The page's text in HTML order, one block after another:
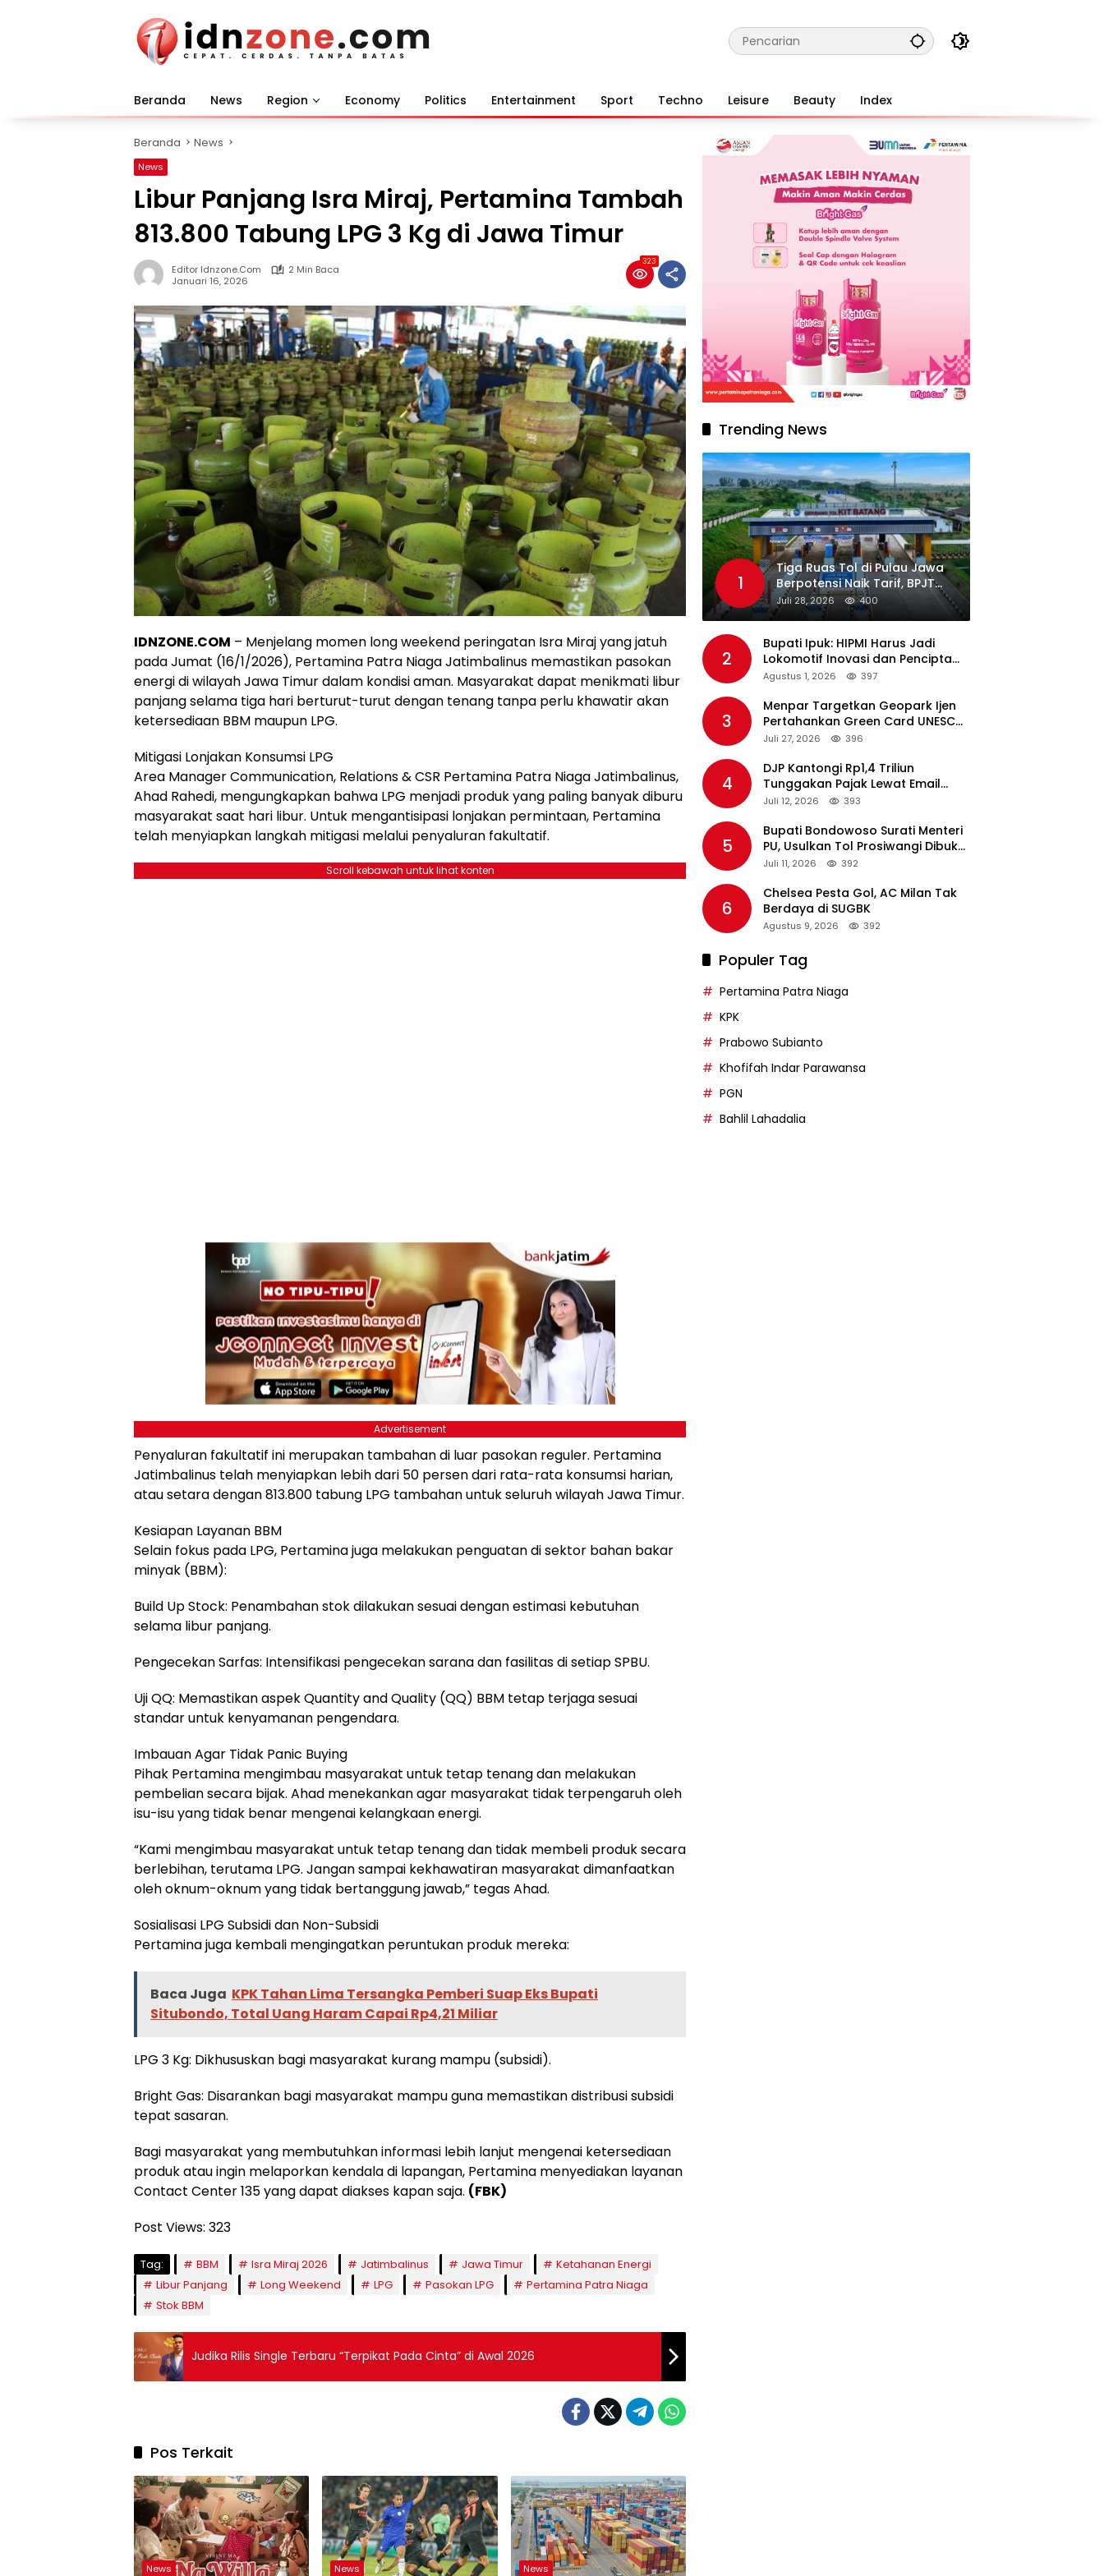
Beranda News Region Economy Politics Entertainment Sport Techno Leisure Beauty Index
Beranda News
News
Libur Panjang Isra Miraj, Pertamina Tambah
813.800 Tabung LPG 3 Kg di Jawa Timur
Editor Idnzone.com
2 Min Baca
Januari 16, 2026
323
IDNZONE.COM – Menjelang momen long weekend peringatan Isra Miraj yang jatuh
pada Jumat (16/1/2026), Pertamina Patra Niaga Jatimbalinus memastikan pasokan
energi di wilayah Jawa Timur dalam kondisi aman. Masyarakat dapat menikmati libur
panjang selama tiga hari berturut-turut dengan tenang tanpa perlu khawatir akan
ketersediaan BBM maupun LPG.
Mitigasi Lonjakan Konsumsi LPG
Area Manager Communication, Relations & CSR Pertamina Patra Niaga Jatimbalinus,
Ahad Rahedi, mengungkapkan bahwa LPG menjadi produk yang paling banyak diburu
masyarakat saat hari libur. Untuk mengantisipasi lonjakan permintaan, Pertamina
telah menyiapkan langkah mitigasi melalui penyaluran fakultatif.
Scroll kebawah untuk lihat konten
Advertisement
Penyaluran fakultatif ini merupakan tambahan di luar pasokan reguler. Pertamina
Jatimbalinus telah menyiapkan lebih dari 50 persen dari rata-rata konsumsi harian,
atau setara dengan 813.800 tabung LPG tambahan untuk seluruh wilayah Jawa Timur.
Kesiapan Layanan BBM
Selain fokus pada LPG, Pertamina juga melakukan penguatan di sektor bahan bakar
minyak (BBM):
Build Up Stock: Penambahan stok dilakukan sesuai dengan estimasi kebutuhan
selama libur panjang.
Pengecekan Sarfas: Intensifikasi pengecekan sarana dan fasilitas di setiap SPBU.
Uji QQ: Memastikan aspek Quantity and Quality (QQ) BBM tetap terjaga sesuai
standar untuk kenyamanan pengendara.
Imbauan Agar Tidak Panic Buying
Pihak Pertamina mengimbau masyarakat untuk tetap tenang dan melakukan
pembelian secara bijak. Ahad menekankan agar masyarakat tidak terpengaruh oleh
isu-isu yang tidak benar mengenai kelangkaan energi.
“Kami mengimbau masyarakat untuk tetap tenang dan tidak membeli produk secara
berlebihan, terutama LPG. Jangan sampai kekhawatiran masyarakat dimanfaatkan
oleh oknum-oknum yang tidak bertanggung jawab,” tegas Ahad.
Sosialisasi LPG Subsidi dan Non-Subsidi
Pertamina juga kembali mengingatkan peruntukan produk mereka:
Baca Juga KPK Tahan Lima Tersangka Pemberi Suap Eks Bupati
Situbondo, Total Uang Haram Capai Rp4,21 Miliar
LPG 3 Kg: Dikhususkan bagi masyarakat kurang mampu (subsidi).
Bright Gas: Disarankan bagi masyarakat mampu guna memastikan distribusi subsidi
tepat sasaran.
Bagi masyarakat yang membutuhkan informasi lebih lanjut mengenai ketersediaan
produk atau ingin melaporkan kendala di lapangan, Pertamina menyediakan layanan
Contact Center 135 yang dapat diakses kapan saja. (FBK)
Post Views: 323
Tag: BBM Isra Miraj 2026 Jatimbalinus Jawa Timur
Ketahanan Energi
Libur Panjang
Long Weekend LPG Pasokan LPG
Pertamina Patra Niaga
Stok BBM
Judika Rilis Single Terbaru “Terpikat Pada Cinta” di Awal 2026
Pos Terkait
News News News
Trending News
1
Tiga Ruas Tol di Pulau Jawa
Berpotensi Naik Tarif, BPJT
Tunggu Hasil Evaluasi
Standar Pelayanan
Juli 28, 2026 400
2
Bupati Ipuk: HIPMI Harus Jadi
Lokomotif Inovasi dan Pencipta
Lapangan Kerja
Agustus 1, 2026 397
3
Menpar Targetkan Geopark Ijen
Pertahankan Green Card UNESCO
pada Revalidasi Agustus 2026
Juli 27, 2026 396
4
DJP Kantongi Rp1,4 Triliun
Tunggakan Pajak Lewat Email
Pengingat, Total Piutang Masih
Juli 12, 2026 393
5
Bupati Bondowoso Surati Menteri
PU, Usulkan Tol Prosiwangi Dibuka
Sementara
Juli 11, 2026 392
6
Chelsea Pesta Gol, AC Milan Tak
Berdaya di SUGBK
Agustus 9, 2026 392
Populer Tag
Pertamina Patra Niaga
KPK
Prabowo Subianto
Khofifah Indar Parawansa
PGN
Bahlil Lahadalia